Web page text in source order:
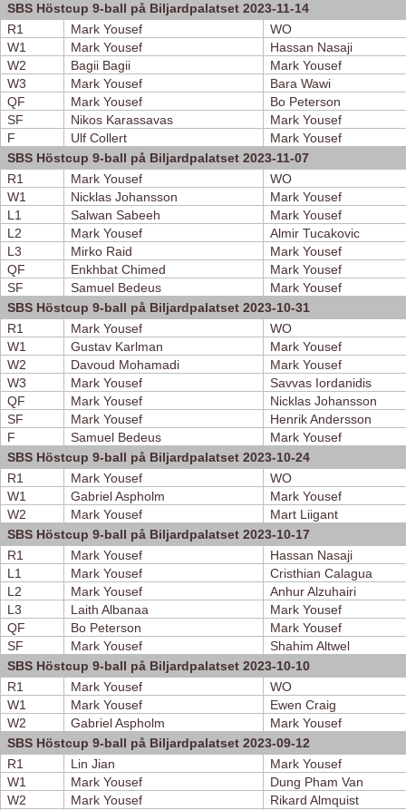
SBS Höstcup 9-ball på Biljardpalatset 2023-11-14
R1
Mark Yousef
WO
W1
Mark Yousef
Hassan Nasaji
W2
Bagii Bagii
Mark Yousef
W3
Mark Yousef
Bara Wawi
QF
Mark Yousef
Bo Peterson
SF
Nikos Karassavas
Mark Yousef
F
Ulf Collert
Mark Yousef
SBS Höstcup 9-ball på Biljardpalatset 2023-11-07
R1
Mark Yousef
WO
W1
Nicklas Johansson
Mark Yousef
L1
Salwan Sabeeh
Mark Yousef
L2
Mark Yousef
Almir Tucakovic
L3
Mirko Raid
Mark Yousef
QF
Enkhbat Chimed
Mark Yousef
SF
Samuel Bedeus
Mark Yousef
SBS Höstcup 9-ball på Biljardpalatset 2023-10-31
R1
Mark Yousef
WO
W1
Gustav Karlman
Mark Yousef
W2
Davoud Mohamadi
Mark Yousef
W3
Mark Yousef
Savvas Iordanidis
QF
Mark Yousef
Nicklas Johansson
SF
Mark Yousef
Henrik Andersson
F
Samuel Bedeus
Mark Yousef
SBS Höstcup 9-ball på Biljardpalatset 2023-10-24
R1
Mark Yousef
WO
W1
Gabriel Aspholm
Mark Yousef
W2
Mark Yousef
Mart Liigant
SBS Höstcup 9-ball på Biljardpalatset 2023-10-17
R1
Mark Yousef
Hassan Nasaji
L1
Mark Yousef
Cristhian Calagua
L2
Mark Yousef
Anhur Alzuhairi
L3
Laith Albanaa
Mark Yousef
QF
Bo Peterson
Mark Yousef
SF
Mark Yousef
Shahim Altwel
SBS Höstcup 9-ball på Biljardpalatset 2023-10-10
R1
Mark Yousef
WO
W1
Mark Yousef
Ewen Craig
W2
Gabriel Aspholm
Mark Yousef
SBS Höstcup 9-ball på Biljardpalatset 2023-09-12
R1
Lin Jian
Mark Yousef
W1
Mark Yousef
Dung Pham Van
W2
Mark Yousef
Rikard Almquist